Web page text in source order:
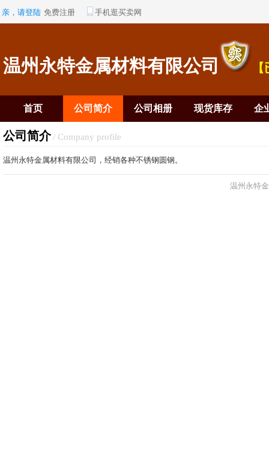
亲，请登陆 免费注册 手机逛买卖网
温州永特金属材料有限公司
首页 公司简介 公司相册 现货库存 企
公司简介/ Company profile
温州永特金属材料有限公司，经销各种不锈钢圆钢。
温州永特